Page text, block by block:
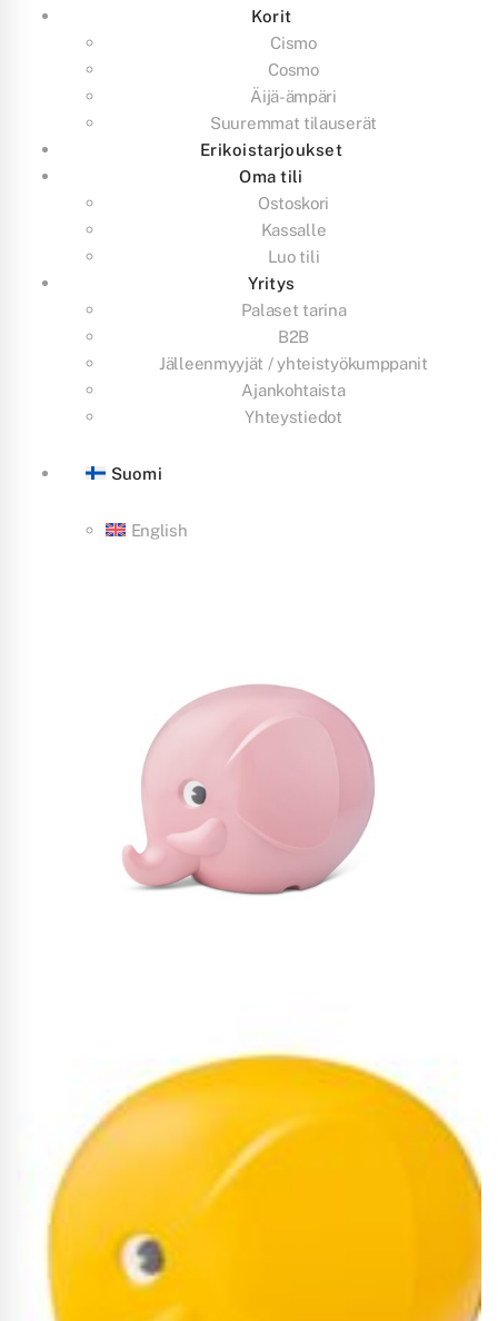
Korit
Cismo
Cosmo
Äijä-ämpäri
Suuremmat tilauserät
Erikoistarjoukset
Oma tili
Ostoskori
Kassalle
Luo tili
Yritys
Palaset tarina
B2B
Jälleenmyyjät / yhteistyökumppanit
Ajankohtaista
Yhteystiedot
Suomi
English